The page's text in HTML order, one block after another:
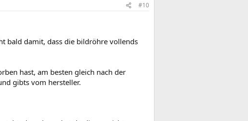
#10
bald damit, dass die bildröhre vollends
hast, am besten gleich nach der
gibts vom hersteller.